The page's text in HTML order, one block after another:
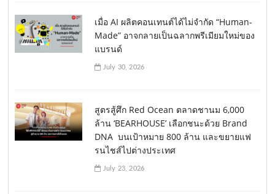
เมื่อ AI ผลิตคอนเทนต์ได้ไม่จำกัด “Human-
Made” อาจกลายเป็นฉลากพรีเมียมใหม่ของ
แบรนด์
July 30, 2026
สูตรสู้ศึก Red Ocean ตลาดชานม 6,000
ล้าน ‘BEARHOUSE’ เลือกชนะด้วย Brand
DNA บนเป้าหมาย 800 ล้าน และขยายแฟ
รนไชส์ไปต่างประเทศ
July 23, 2026